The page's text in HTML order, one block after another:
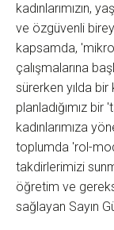
kadınlarımızın,
ve özgüvenli
kapsamda,
çalışmalarına
sürerken yılda
planladığımız
kadınlarımıza
toplumda 'rol-
takdirlerimizi
öğretim ve
sağlayan Sayın